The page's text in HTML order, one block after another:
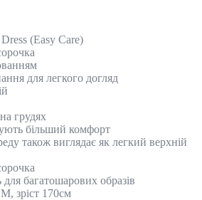
(Easy Care)
для легкого догляд
грудях
більший комфорт
також виглядає як легкий верхній
для багатошарових образів
зріст 170см